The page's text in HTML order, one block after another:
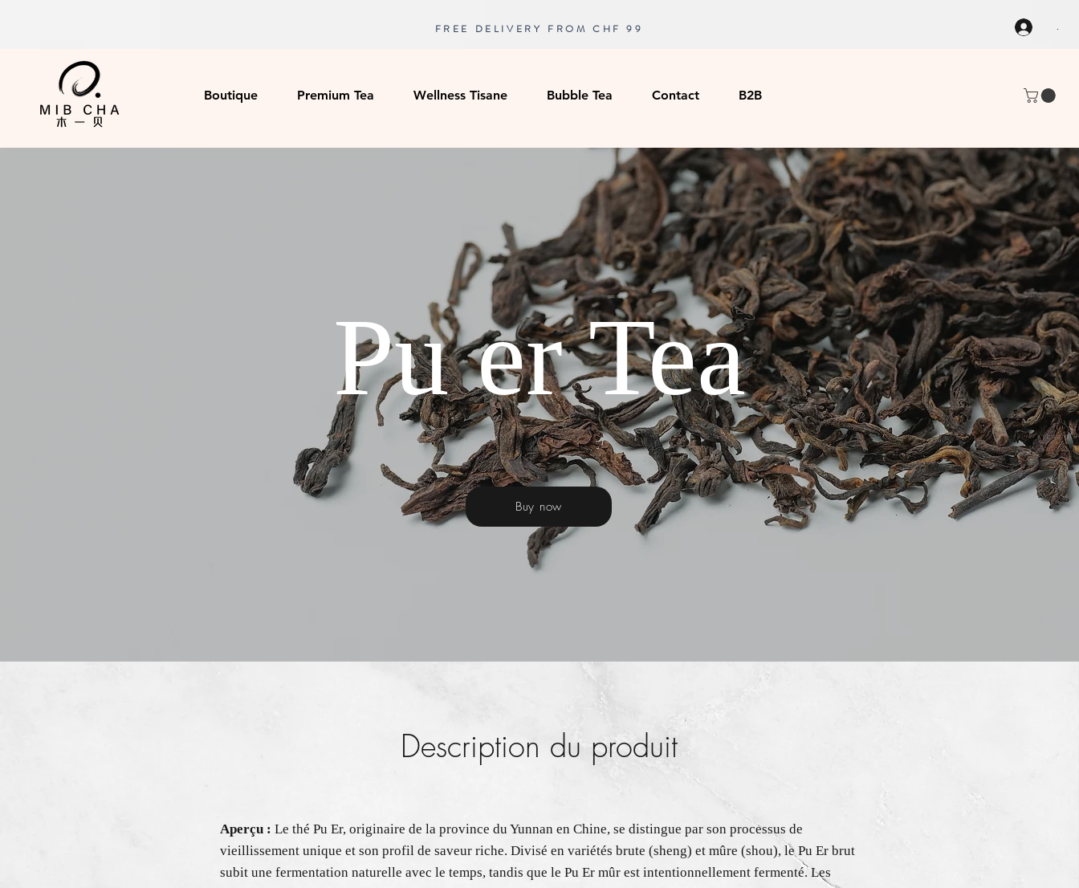
FREE DELIVERY FROM CHF 99
Boutique Premium Tea Wellness Tisane Bubble Tea Contact B2B
Pu er Tea
Buy now
Description du produit
Aperçu : Le thé Pu Er, originaire de la province du Yunnan en Chine, se distingue par son processus de
vieillissement unique et son profil de saveur riche. Divisé en variétés brute (sheng) et mûre (shou), le Pu Er brut
subit une fermentation naturelle avec le temps, tandis que le Pu Er mûr est intentionnellement fermenté. Les
.